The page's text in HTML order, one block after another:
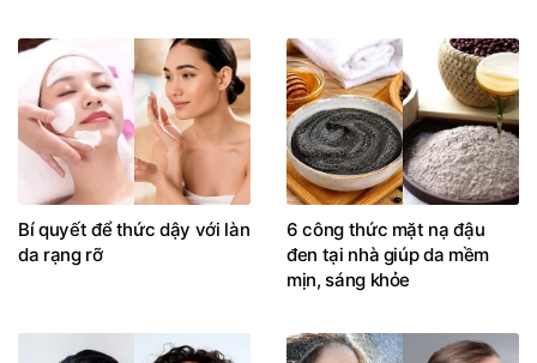
Bí quyết để thức dậy với làn
da rạng rỡ
6 công thức mặt nạ đậu
đen tại nhà giúp da mềm
mịn, sáng khỏe